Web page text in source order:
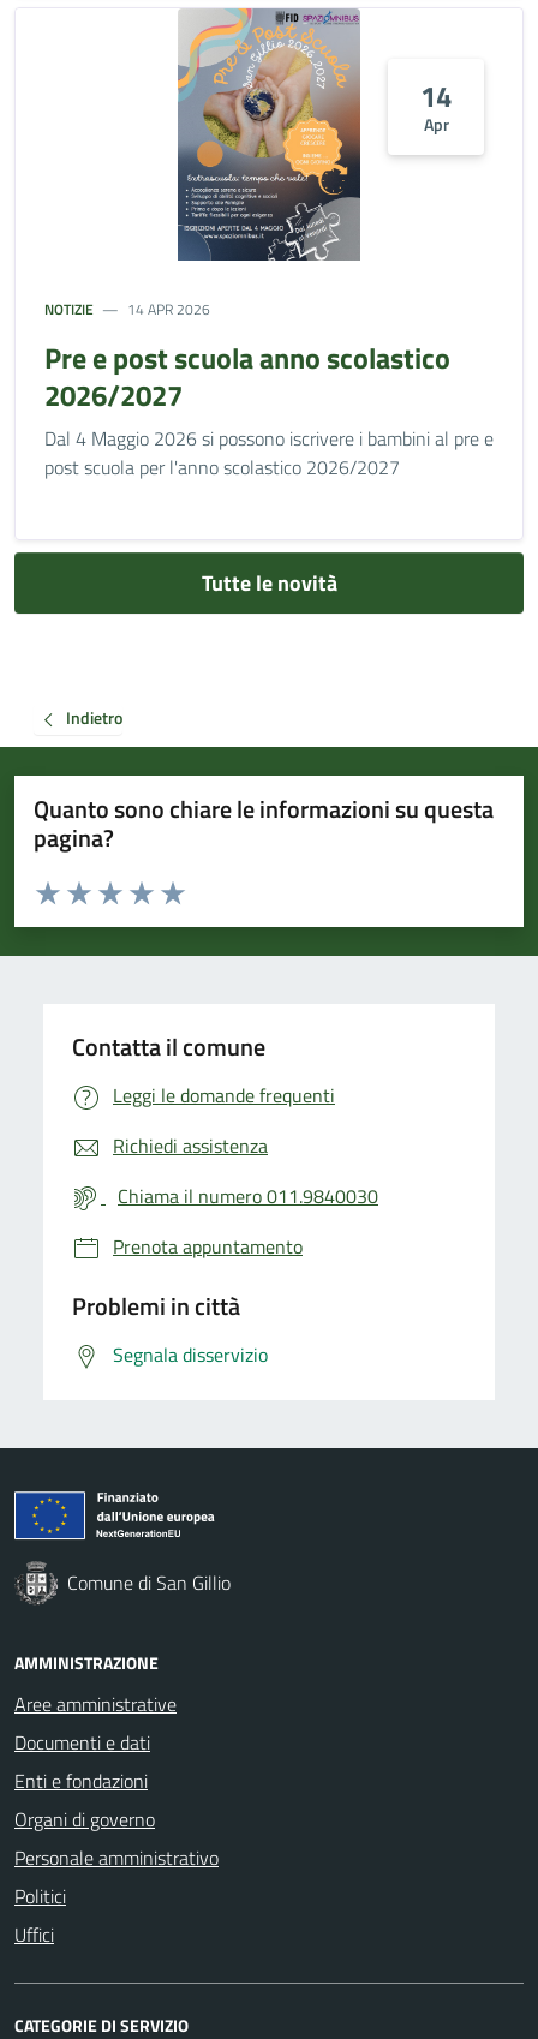
14
Apr
NOTIZIE 14 APR 2026
Pre e post scuola anno scolastico
2026/2027
Dal 4 Maggio 2026 si possono iscrivere i bambini al pre e
post scuola per l'anno scolastico 2026/2027
Tutte le novità
Indietro
Quanto sono chiare le informazioni su questa
pagina?
Valuta da 1 a 5 stelle la pagina
Valuta 5 stelle su 5
Valuta 4 stelle su 5
Valuta 3 stelle su 5
Valuta 2 stelle su 5
Valuta 1 stelle su 5
Contatta il comune
Leggi le domande frequenti
Richiedi assistenza
Chiama il numero 011.9840030
Prenota appuntamento
Problemi in città
Segnala disservizio
Comune di San Gillio
AMMINISTRAZIONE
Aree amministrative
Documenti e dati
Enti e fondazioni
Organi di governo
Personale amministrativo
Politici
Uffici
CATEGORIE DI SERVIZIO